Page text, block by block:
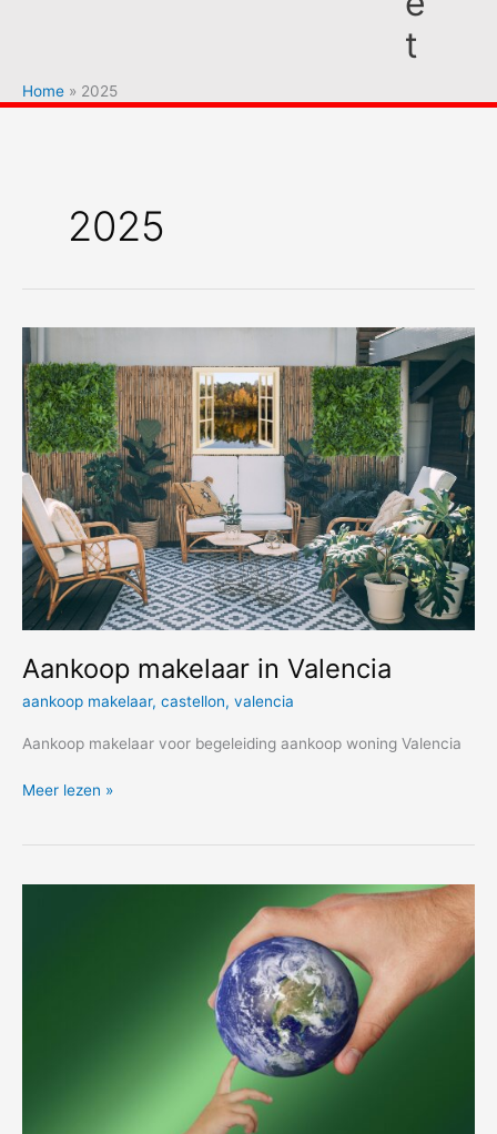
t
Home 2025
2025
Aankoop makelaar in Valencia
aankoop makelaar, castellon, valencia
Aankoop makelaar voor begeleiding aankoop woning Valencia
Aankoop
Meer lezen »